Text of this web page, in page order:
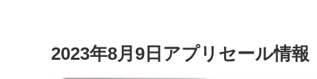
2023年8月9日アプリセール情報